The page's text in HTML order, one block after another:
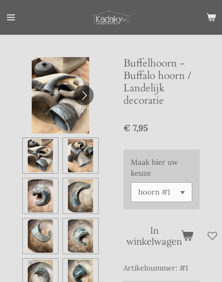
direct
Buffelhoorn -
Buffalo hoorn /
Landelijk
decoratie
€ 7,95
Maak hier uw
keuze
In
winkelwagen
Artikelnummer: #1